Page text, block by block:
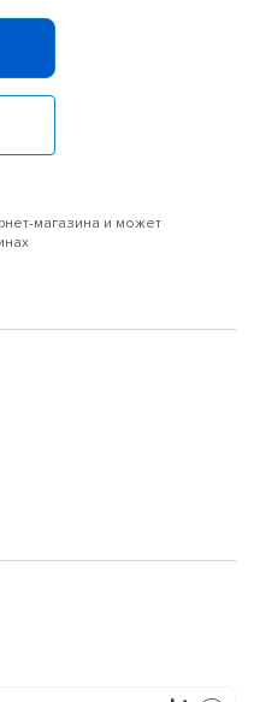
магазина и может